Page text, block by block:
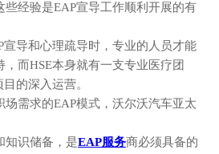
经验是EAP宣导工作顺利开展的有
宣导和心理疏导时，专业的人员才能
而HSE本身就有一支专业医疗团
的深入运营。
场需求的EAP模式，沃尔沃汽车亚太
知识储备，是EAP服务商必须具备的